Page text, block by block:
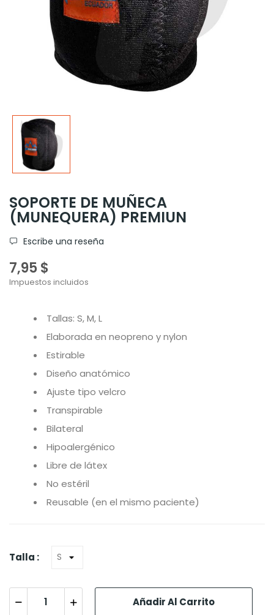
SOPORTE DE MUÑECA
(MUNEQUERA) PREMIUN
Escribe una reseña
7,95 $
Impuestos incluidos
Tallas: S, M, L
Elaborada en neopreno y nylon
Estirable
Diseño anatómico
Ajuste tipo velcro
Transpirable
Bilateral
Hipoalergénico
Libre de látex
No estéril
Reusable (en el mismo paciente)
Talla :
Añadir Al Carrito